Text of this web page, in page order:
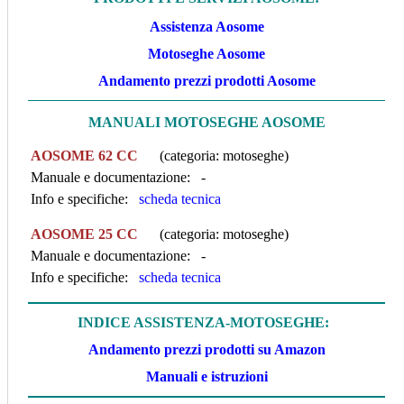
Assistenza Aosome
Motoseghe Aosome
Andamento prezzi prodotti Aosome
MANUALI MOTOSEGHE AOSOME
AOSOME 62 CC
(categoria: motoseghe)
Manuale e documentazione: -
Info e specifiche: scheda tecnica
AOSOME 25 CC
(categoria: motoseghe)
Manuale e documentazione: -
Info e specifiche: scheda tecnica
INDICE ASSISTENZA-MOTOSEGHE:
Andamento prezzi prodotti su Amazon
Manuali e istruzioni